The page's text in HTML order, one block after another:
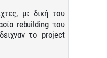
με δική του
rebuilding που
το project